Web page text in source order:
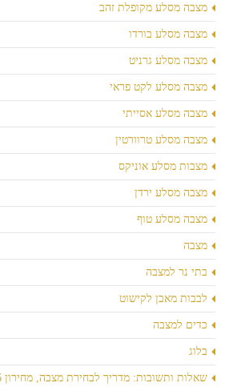
מצבה מסלע מקופלת זהב
מצבה מסלע בורדו
מצבה מסלע גרניט
מצבה מסלע לקט פראי
מצבה מסלע אסייתי
מצבה מסלע טרוורטין
מצבות מסלע אוניקס
מצבה מסלע ירדן
מצבה מסלע טוף
מצבה
בתי נר למצבה
לבבות מאבן לקישוט
כדים למצבה
בלוג
שאלות ותשובות: מדריך לבחירת מצבה, מחירון 2026 וסוגי אבנים